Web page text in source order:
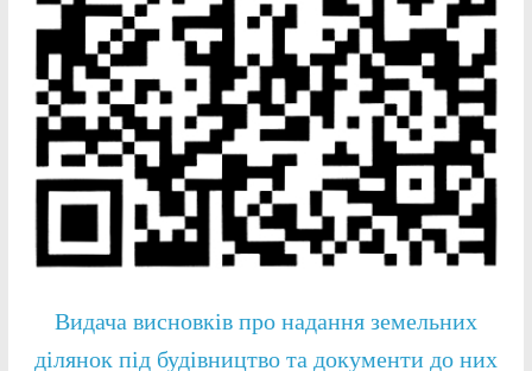
Видача висновків про надання земельних
ділянок під будівництво та документи до них